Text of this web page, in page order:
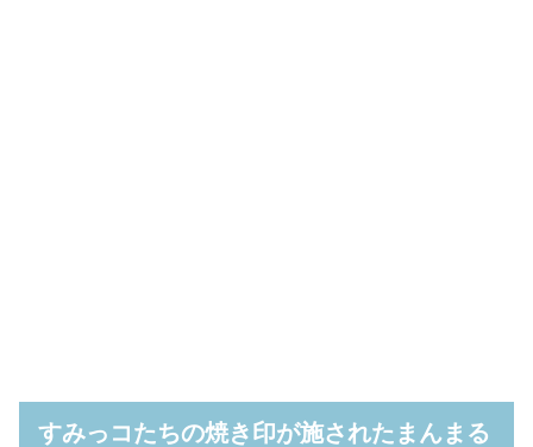
すみっコたちの焼き印が施されたまんまる